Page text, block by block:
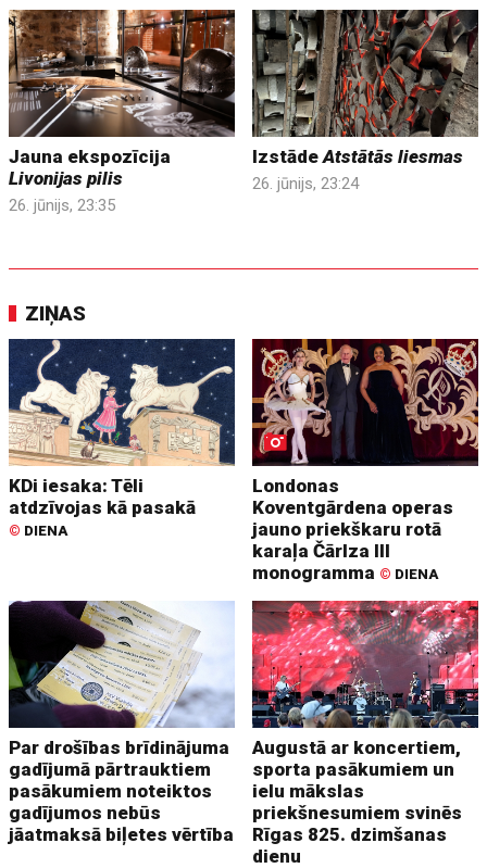
Jauna ekspozīcija
Livonijas pilis
26. jūnijs, 23:35
IzstādeAtstātās liesmas
26. jūnijs, 23:24
ZIŅAS
KDi iesaka: Tēli
atdzīvojas kā pasakā
© DIENA
Londonas
Koventgārdena operas
jauno priekškaru rotā
karaļa Čārlza III
monogramma © DIENA
Par drošības brīdinājuma
gadījumā pārtrauktiem
pasākumiem noteiktos
gadījumos nebūs
jāatmaksā biļetes vērtība
Augustā ar koncertiem,
sporta pasākumiem un
ielu mākslas
priekšnesumiem svinēs
Rīgas 825. dzimšanas
dienu